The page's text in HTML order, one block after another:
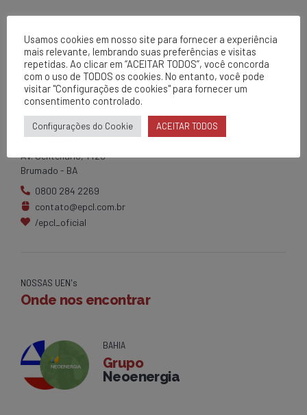
EPCL
Matriz
Av. Centenário, 1420
Brumado - BA
0800 284 2269
contato@epcl.com.br
/epcl_oficial
NOSSAS UEN's
Onde nos encontrar
BAHIA
Grupo
Neoenergia
Usamos cookies em nosso site para fornecer a experiência
mais relevante, lembrando suas preferências e visitas
repetidas. Ao clicar em “ACEITAR TODOS”, você concorda
com o uso de TODOS os cookies. No entanto, você pode
visitar "Configurações de cookies" para fornecer um
consentimento controlado.
Configurações do Cookie ACEITAR TODOS